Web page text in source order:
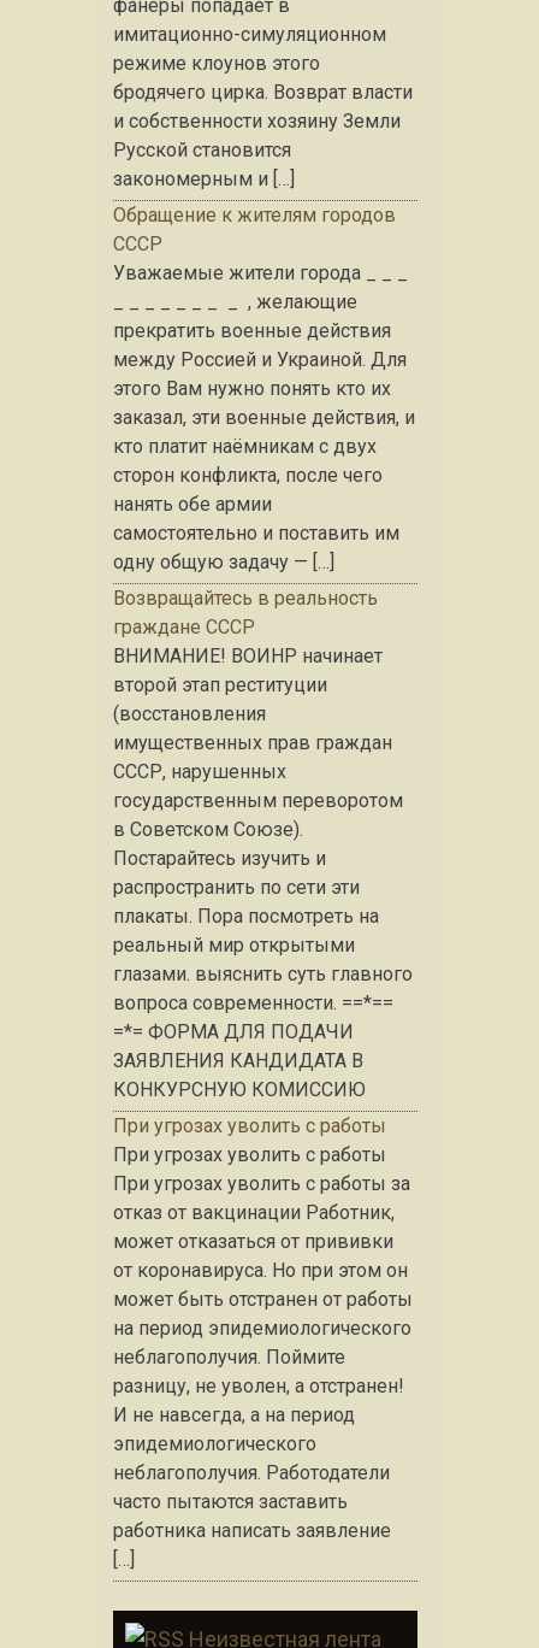
фанеры попадает в
имитационно-симуляционном
режиме клоунов этого
бродячего цирка. Возврат власти
и собственности хозяину Земли
Русской становится
закономерным и […]
Обращение к жителям городов
СССР
Уважаемые жители города _ _ _
_ _ _ _ _ _ _ _ , желающие
прекратить военные действия
между Россией и Украиной. Для
этого Вам нужно понять кто их
заказал, эти военные действия, и
кто платит наёмникам с двух
сторон конфликта, после чего
нанять обе армии
самостоятельно и поставить им
одну общую задачу — […]
Возвращайтесь в реальность
граждане СССР
ВНИМАНИЕ! ВОИНР начинает
второй этап реституции
(восстановления
имущественных прав граждан
СССР, нарушенных
государственным переворотом
в Советском Союзе).
Постарайтесь изучить и
распространить по сети эти
плакаты. Пора посмотреть на
реальный мир открытыми
глазами. выяснить суть главного
вопроса современности. ==*==
=*= ФОРМА ДЛЯ ПОДАЧИ
ЗАЯВЛЕНИЯ КАНДИДАТА В
КОНКУРСНУЮ КОМИССИЮ
При угрозах уволить с работы
При угрозах уволить с работы
При угрозах уволить с работы за
отказ от вакцинации Работник,
может отказаться от прививки
от коронавируса. Но при этом он
может быть отстранен от работы
на период эпидемиологического
неблагополучия. Поймите
разницу, не уволен, а отстранен!
И не навсегда, а на период
эпидемиологического
неблагополучия. Работодатели
часто пытаются заставить
работника написать заявление
[…]
Неизвестная лента